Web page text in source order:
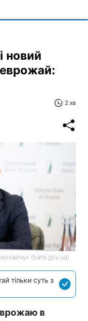
новий
2 хв
(bank.gov.ua)
тільки суть з
в